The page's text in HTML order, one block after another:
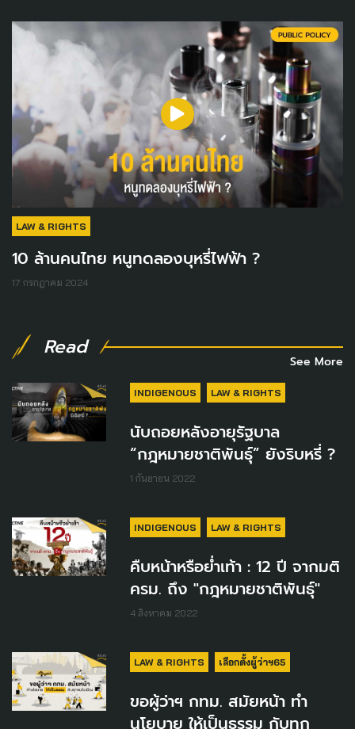
LAW & RIGHTS
10 ล้านคนไทย หนูทดลองบุหรี่ไฟฟ้า ?
17 กรกฎาคม 2024
Read
See More
INDIGENOUS LAW & RIGHTS
นับถอยหลังอายุรัฐบาล
“กฎหมายชาติพันธุ์” ยังริบหรี่ ?
1 กันยายน 2022
INDIGENOUS LAW & RIGHTS
คืบหน้าหรือย่ำเท้า : 12 ปี จากมติ
ครม. ถึง "กฎหมายชาติพันธุ์"
4 สิงหาคม 2022
LAW & RIGHTS เลือกตั้งผู้ว่าฯ65
ขอผู้ว่าฯ กทม. สมัยหน้า ทำ
นโยบาย ให้เป็นธรรม กับทุก